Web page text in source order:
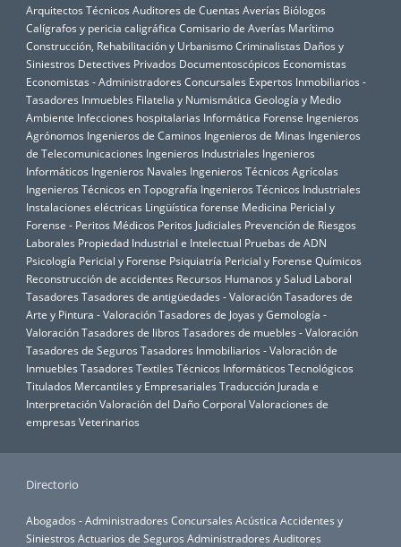
Arquitectos Técnicos Auditores de Cuentas Averías Biólogos
Calígrafos y pericia caligráfica Comisario de Averías Marítimo
Construcción, Rehabilitación y UrbanismoCriminalistas Daños y
Siniestros Detectives Privados Documentoscópicos Economistas
Economistas - Administradores Concursales Expertos Inmobiliarios -
Tasadores Inmuebles Filatelia y Numismática Geología y Medio
Ambiente Infecciones hospitalarias Informática Forense Ingenieros
Agrónomos Ingenieros de Caminos Ingenieros de Minas Ingenieros
de Telecomunicaciones Ingenieros Industriales Ingenieros
Informáticos Ingenieros Navales Ingenieros Técnicos Agrícolas
Ingenieros Técnicos en Topografía Ingenieros Técnicos Industriales
Instalaciones eléctricas Lingüística forense Medicina Pericial y
Forense - Peritos Médicos Peritos Judiciales Prevención de Riesgos
Laborales Propiedad Industrial e Intelectual Pruebas de ADN
Psicología Pericial y Forense Psiquiatría Pericial y Forense Químicos
Reconstrucción de accidentes Recursos Humanos y Salud Laboral
Tasadores Tasadores de antigüedades - ValoraciónTasadores de
Arte y Pintura - ValoraciónTasadores de Joyas y Gemología -
ValoraciónTasadores de libros Tasadores de muebles - Valoración
Tasadores de Seguros Tasadores Inmobiliarios - Valoración de
Inmuebles Tasadores Textiles Técnicos Informáticos Tecnológicos
Titulados Mercantiles y Empresariales Traducción Jurada e
InterpretaciónValoración del Daño Corporal Valoraciones de
empresas Veterinarios
Directorio
Abogados - Administradores Concursales Acústica Accidentes y
Siniestros Actuarios de Seguros Administradores Auditores